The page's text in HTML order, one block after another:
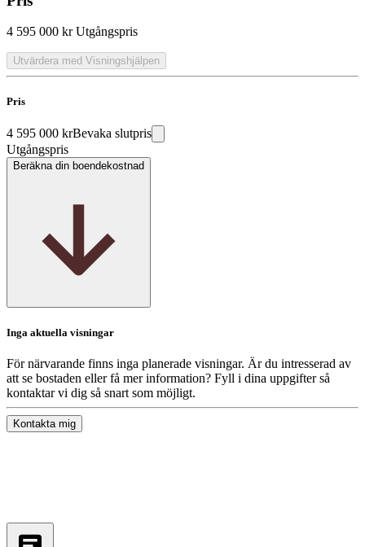
4 595 000 kr Utgångspris
Utvärdera med Visningshjälpen
Pris
4 595 000 krBevaka slutpris
Utgångspris
Beräkna din boendekostnad
Inga aktuella visningar
För närvarande finns inga planerade visningar. Är du intresserad av
att se bostaden eller få mer information? Fyll i dina uppgifter så
kontaktar vi dig så snart som möjligt.
Kontakta mig